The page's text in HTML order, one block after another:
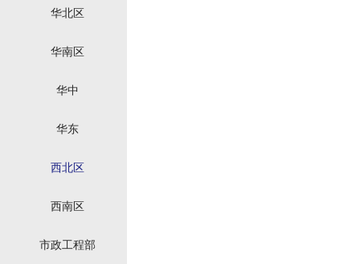
华北区
华南区
华中
华东
西北区
西南区
市政工程部